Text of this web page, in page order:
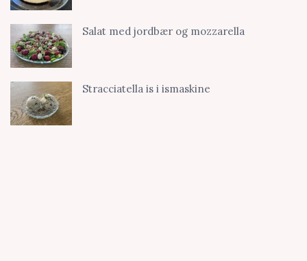
Salat med jordbær og mozzarella
Stracciatella is i ismaskine